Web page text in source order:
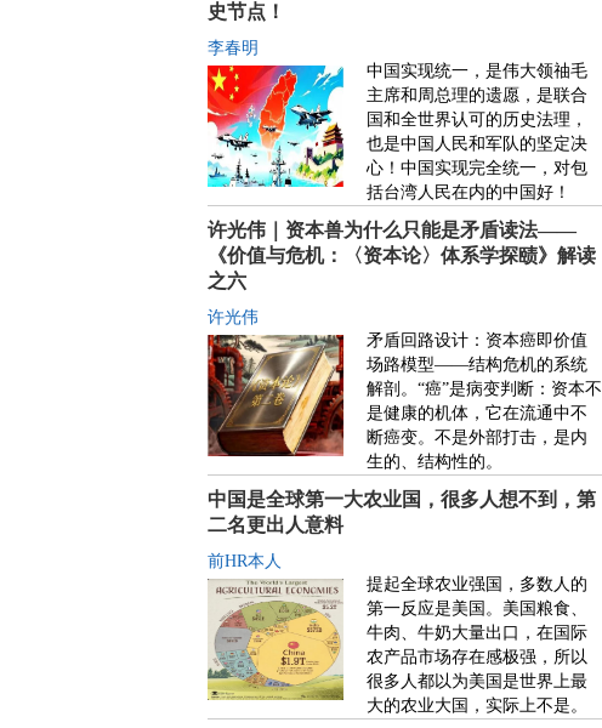
史节点！
李春明
中国实现统一，是伟大领䄂毛
主席和周总理的遗愿，是联合
国和全世界认可的历史法理，
也是中国人民和军队的坚定决
心！中国实现完全统一，对包
括台湾人民在内的中国好！
许光伟｜资本兽为什么只能是矛盾读法——
《价值与危机：〈资本论〉体系学探赜》解读
之六
许光伟
矛盾回路设计：资本癌即价值
场路模型——结构危机的系统
解剖。“癌”是病变判断：资本不
是健康的机体，它在流通中不
断癌变。不是外部打击，是内
生的、结构性的。
中国是全球第一大农业国，很多人想不到，第
二名更出人意料
前HR本人
提起全球农业强国，多数人的
第一反应是美国。美国粮食、
牛肉、牛奶大量出口，在国际
农产品市场存在感极强，所以
很多人都以为美国是世界上最
大的农业大国，实际上不是。